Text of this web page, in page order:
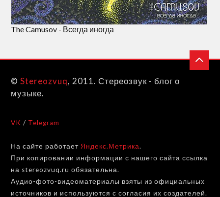
The Camusov - Всегда иногда
©Stereozvuq, 2011. Стереозвук - блог о
музыке.
VK / Telegram
На сайте работает Яндекс.Метрика.
При копировании информации с нашего сайта ссылка
на stereozvuq.ru обязательна.
Аудио-фото-видеоматериалы взяты из официальных
источников и используются с согласия их создателей.